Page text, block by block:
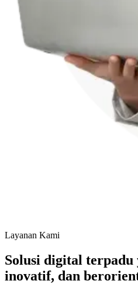
Layanan Kami
Solusi digital terpadu
inovatif, dan